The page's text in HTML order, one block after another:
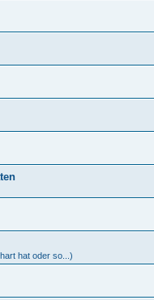
hat oder so...)